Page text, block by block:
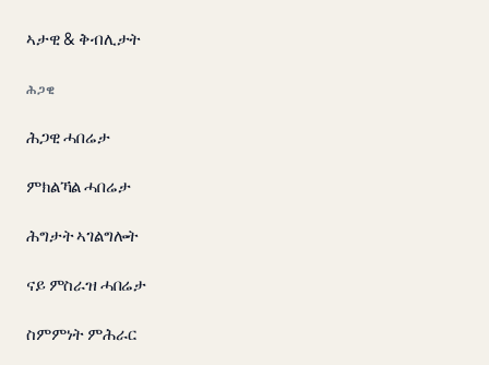
ኣታዊ & ቅብሊታት
ሕጋዊ
ሕጋዊ ሓበሬታ
ምክልኻል ሓበሬታ
ሕግታት ኣገልግሎት
ናይ ምስራዝ ሓበሬታ
ስምምነት ምሕራር